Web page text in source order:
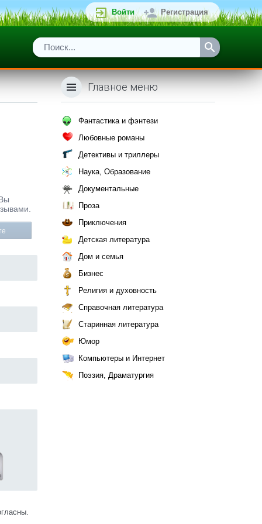
Войти Регистрация
Главное меню
Фантастика и фэнтези
Любовные романы
Детективы и триллеры
Наука, Образование
Документальные
Проза
Приключения
Детская литература
Дом и семья
Бизнес
Религия и духовность
Справочная литература
Старинная литература
Юмор
Компьютеры и Интернет
Поэзия, Драматургия